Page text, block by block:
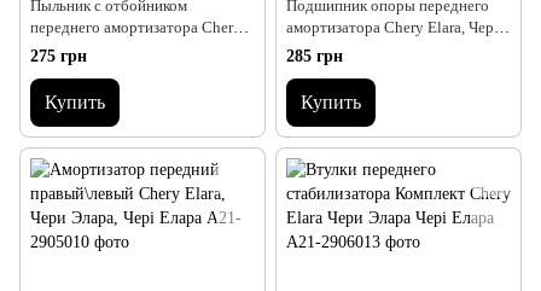
Пыльник с отбойником
переднего амортизатора Chery
Elara, Чери Элара, Чері Елара
275 грн
Купить
Подшипник опоры переднего
амортизатора Chery Elara, Чери
Элара, Чері Елара
285 грн
Купить